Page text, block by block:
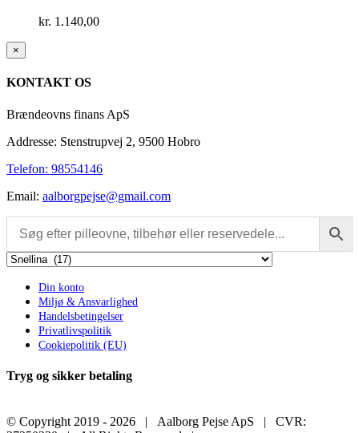
kr. 1.140,00
Close
product
view
×
KONTAKT OS
Brændeovns finans ApS
Addresse: Stenstrupvej 2, 9500 Hobro
Telefon: 98554146
Email: aalborgpejse@gmail.com
Din konto
Miljø & Ansvarlighed
Handelsbetingelser
Privatlivspolitik
Cookiepolitik (EU)
Tryg og sikker betaling
© Copyright 2019 - 2026 | Aalborg Pejse ApS | CVR: